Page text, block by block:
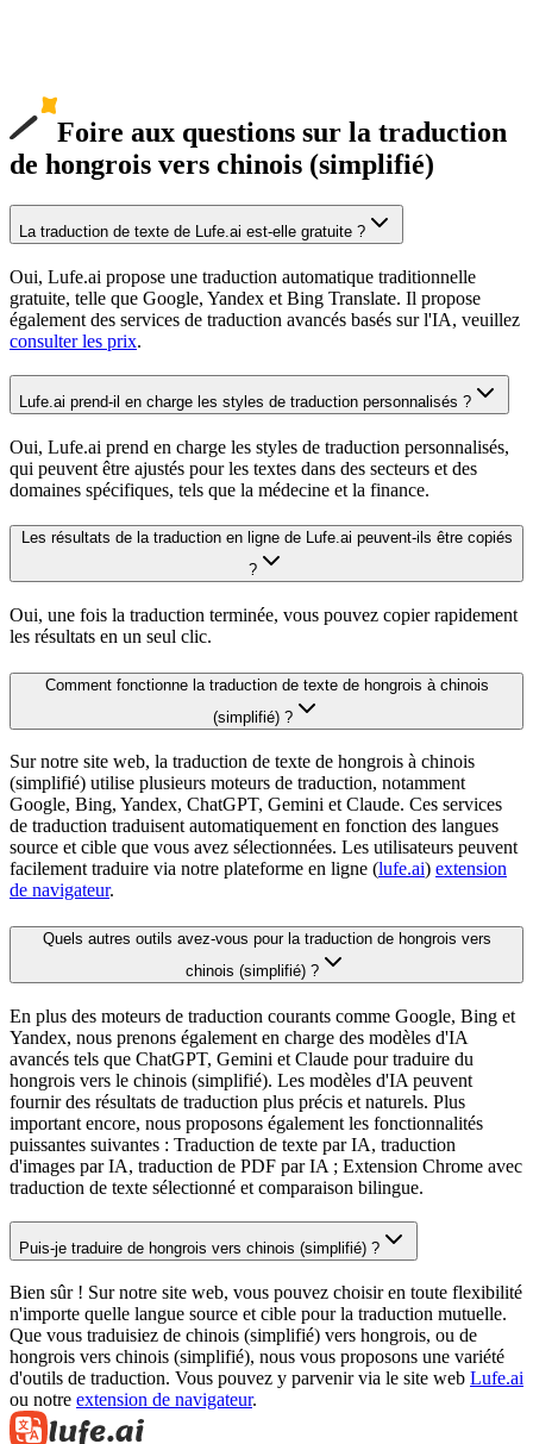
Foire aux questions sur la traduction
de hongrois vers chinois (simplifié)
La traduction de texte de Lufe.ai est-elle gratuite ?
Oui, Lufe.ai propose une traduction automatique traditionnelle
gratuite, telle que Google, Yandex et Bing Translate. Il propose
également des services de traduction avancés basés sur l'IA, veuillez
consulter les prix.
Lufe.ai prend-il en charge les styles de traduction personnalisés ?
Oui, Lufe.ai prend en charge les styles de traduction personnalisés,
qui peuvent être ajustés pour les textes dans des secteurs et des
domaines spécifiques, tels que la médecine et la finance.
Les résultats de la traduction en ligne de Lufe.ai peuvent-ils être copiés
?
Oui, une fois la traduction terminée, vous pouvez copier rapidement
les résultats en un seul clic.
Comment fonctionne la traduction de texte de hongrois à chinois
(simplifié) ?
Sur notre site web, la traduction de texte de hongrois à chinois
(simplifié) utilise plusieurs moteurs de traduction, notamment
Google, Bing, Yandex, ChatGPT, Gemini et Claude. Ces services
de traduction traduisent automatiquement en fonction des langues
source et cible que vous avez sélectionnées. Les utilisateurs peuvent
facilement traduire via notre plateforme en ligne (lufe.ai) extension
de navigateur.
Quels autres outils avez-vous pour la traduction de hongrois vers
chinois (simplifié) ?
En plus des moteurs de traduction courants comme Google, Bing et
Yandex, nous prenons également en charge des modèles d'IA
avancés tels que ChatGPT, Gemini et Claude pour traduire du
hongrois vers le chinois (simplifié). Les modèles d'IA peuvent
fournir des résultats de traduction plus précis et naturels. Plus
important encore, nous proposons également les fonctionnalités
puissantes suivantes : Traduction de texte par IA, traduction
d'images par IA, traduction de PDF par IA ; Extension Chrome avec
traduction de texte sélectionné et comparaison bilingue.
Puis-je traduire de hongrois vers chinois (simplifié) ?
Bien sûr ! Sur notre site web, vous pouvez choisir en toute flexibilité
n'importe quelle langue source et cible pour la traduction mutuelle.
Que vous traduisiez de chinois (simplifié) vers hongrois, ou de
hongrois vers chinois (simplifié), nous vous proposons une variété
d'outils de traduction. Vous pouvez y parvenir via le site web Lufe.ai
ou notre extension de navigateur.